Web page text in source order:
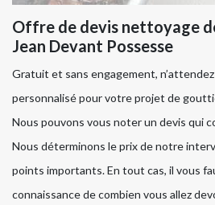
Offre de devis nettoyage
Jean Devant Possesse
Gratuit et sans engagement,
personnalisé pour votre projet de
Nous pouvons vous noter un devis qui
Nous déterminons le prix de notre
points importants. En tout cas, il vous
connaissance de combien vous allez